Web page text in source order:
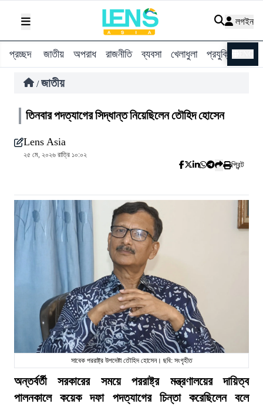
লগইন
প্রচ্ছদ জাতীয় অপরাধ রাজনীতি ব্যবসা খেলাধুলা প্রযুক্তি
/ জাতীয়
তিনবার পদত্যাগের সিদ্ধান্ত নিয়েছিলেন তৌহিদ হোসেন
Lens Asia
২৫ মে, ২০২৬ রাত্রি ১০:০২
প্রিন্ট
সাবেক পররাষ্ট্র উপদেষ্টা তৌহিদ হোসেন। ছবি: সংগৃহীত
অন্তর্বর্তী সরকারের সময়ে পররাষ্ট্র মন্ত্রণালয়ের দায়িত্ব
পালনকালে কয়েক দফা পদত্যাগের চিন্তা করেছিলেন বলে